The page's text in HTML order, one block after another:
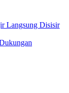
Langsung Disisir